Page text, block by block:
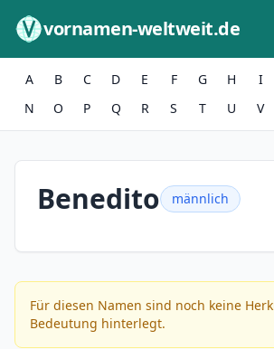
vornamen-weltweit.de
A B C D E F G H I
N
O P Q R S T U V
Benedito männlich
Für diesen Namen sind noch keine
Bedeutung hinterlegt.